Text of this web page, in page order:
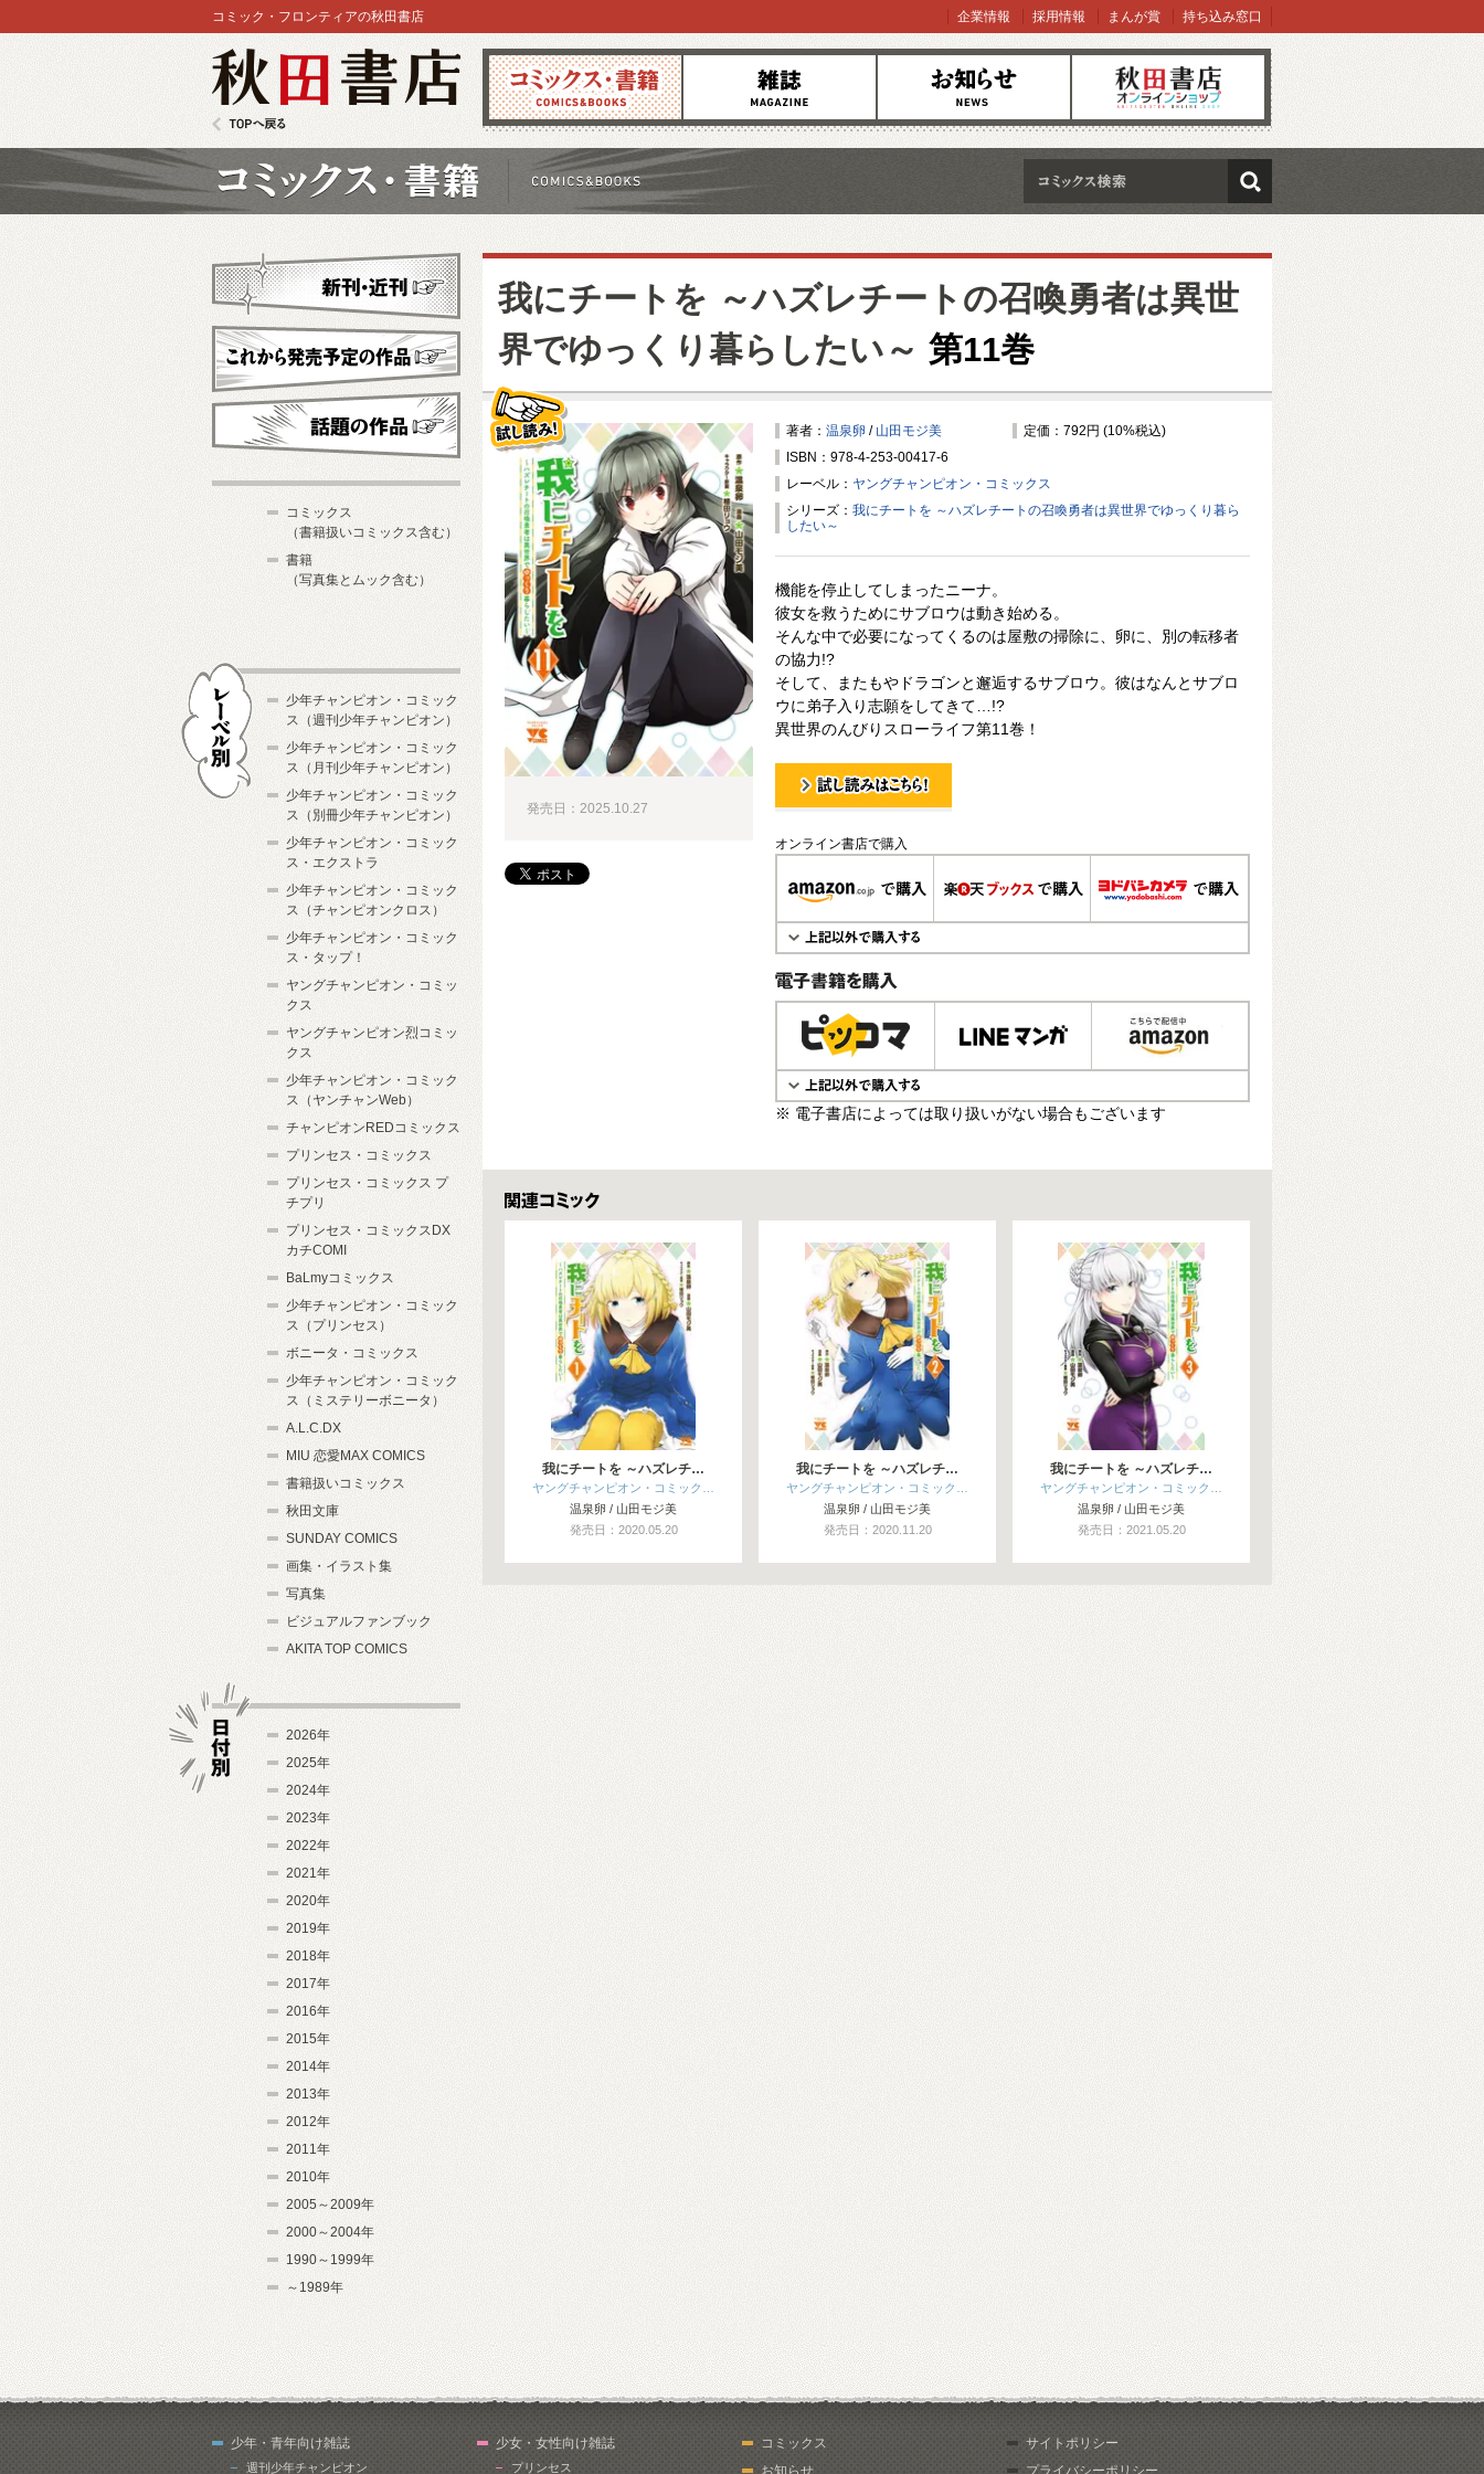
コミックス 雑誌 お知らせ オンラインショップ
コミック・フロンティアの秋田書店 企業情報 採用情報 まんが賞 持ち込み窓口
検索
我にチートを ～ハズレチートの召喚勇者は異世
界でゆっくり暮らしたい～ 第11巻
著者： 温泉卵 / 山田モジ美
定価：792円 (10%税込)
ISBN：978-4-253-00417-6
レーベル： ヤングチャンピオン・コミックス
シリーズ： 我にチートを ～ハズレチートの召喚勇者は異世界でゆっくり暮ら
したい～
機能を停止してしまったニーナ。
彼女を救うためにサブロウは動き始める。
そんな中で必要になってくるのは屋敷の掃除に、卵に、別の転移者
の協力!?
そして、またもやドラゴンと邂逅するサブロウ。彼はなんとサブロ
ウに弟子入り志願をしてきて…!?
異世界のんびりスローライフ第11巻！
試し読み！
オンライン書店で購入
電子書籍で購入
※ 電子書店によっては取り扱いがない場合もございます
発売日：2025.10.27
関連コミックス
我にチートを ～ハズレチ…
ヤングチャンピオン・コミック…
温泉卵 / 山田モジ美
発売日：2020.05.20
我にチートを ～ハズレチ…
ヤングチャンピオン・コミック…
温泉卵 / 山田モジ美
発売日：2020.11.20
我にチートを ～ハズレチ…
ヤングチャンピオン・コミック…
温泉卵 / 山田モジ美
発売日：2021.05.20
新刊・近刊
これから発売予定
コミックス
（書籍扱いコミックス含む）
書籍
（写真集とムック含む）
少年チャンピオン・コミック
ス（週刊少年チャンピオン）
少年チャンピオン・コミック
ス（月刊少年チャンピオン）
少年チャンピオン・コミック
ス（別冊少年チャンピオン）
少年チャンピオン・コミック
ス・エクストラ
少年チャンピオン・コミック
ス（チャンピオンクロス）
少年チャンピオン・コミック
ス・タップ！
ヤングチャンピオン・コミッ
クス
ヤングチャンピオン烈コミッ
クス
少年チャンピオン・コミック
ス（ヤンチャンWeb）
チャンピオンREDコミックス
プリンセス・コミックス
プリンセス・コミックス プ
チプリ
プリンセス・コミックスDX
カチCOMI
BaLmyコミックス
少年チャンピオン・コミック
ス（プリンセス）
ボニータ・コミックス
少年チャンピオン・コミック
ス（ミステリーボニータ）
A.L.C.DX
MIU 恋愛MAX COMICS
書籍扱いコミックス
秋田文庫
SUNDAY COMICS
画集・イラスト集
写真集
ビジュアルファンブック
AKITA TOP COMICS
2026年
2025年
2024年
2023年
2022年
2021年
2020年
2019年
2018年
2017年
2016年
2015年
2014年
2013年
2012年
2011年
2010年
2005～2009年
2000～2004年
1990～1999年
～1989年
少年・青年向け雑誌
週刊少年チャンピオン
少女・女性向け雑誌
プリンセス
コミックス
お知らせ
サイトポリシー
プライバシーポリシー